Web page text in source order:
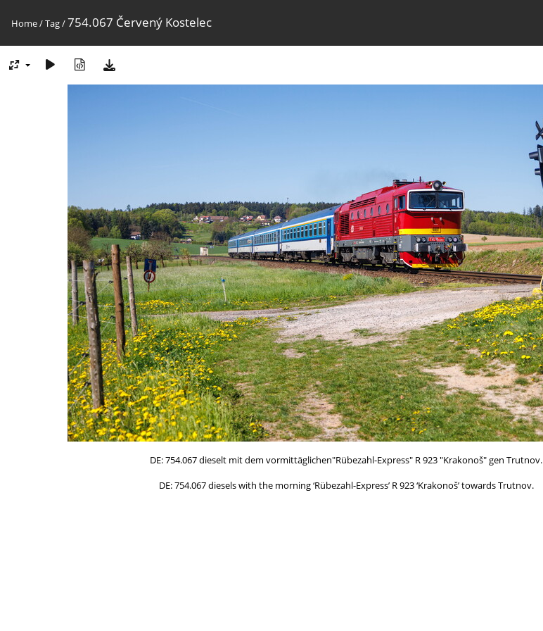
Home/Tag/754.067 Červený Kostelec
DE: 754.067 dieselt mit dem vormittäglichen"Rübezahl-Express" R 923 "Krakonoš" gen Trutnov.
DE: 754.067 diesels with the morning ‘Rübezahl-Express’ R 923 ‘Krakonoš’ towards Trutnov.